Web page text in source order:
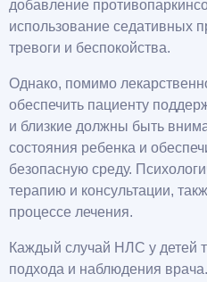
добавление
использование седативных
тревоги и беспокойства.
Однако, помимо
обеспечить пациенту
и близкие должны быть
состояния ребенка и
безопасную среду.
терапию и консультации,
процессе лечения.
Каждый случай НЛС у детей
подхода и наблюдения